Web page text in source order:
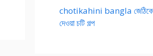
chotikahini bangla জেঠিকে
দেওয়া চটি গল্প